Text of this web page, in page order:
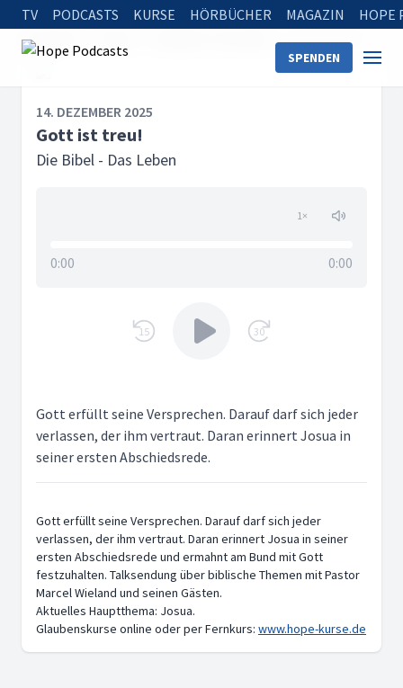
TV PODCASTS KURSE HÖRBÜCHER MAGAZIN HOPE
SPENDEN
Startseite Gott ist treu!
14. DEZEMBER 2025
Gott ist treu!
Die Bibel - Das Leben
1×
0:00 0:00
15 30
Gott erfüllt seine Versprechen. Darauf darf sich jeder
verlassen, der ihm vertraut. Daran erinnert Josua in
seiner ersten Abschiedsrede.
Gott erfüllt seine Versprechen. Darauf darf sich jeder
verlassen, der ihm vertraut. Daran erinnert Josua in seiner
ersten Abschiedsrede und ermahnt am Bund mit Gott
festzuhalten. Talksendung über biblische Themen mit Pastor
Marcel Wieland und seinen Gästen.
Aktuelles Hauptthema: Josua.
Glaubenskurse online oder per Fernkurs: www.hope-kurse.de